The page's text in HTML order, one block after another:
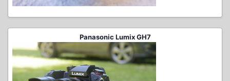
Panasonic Lumix GH7